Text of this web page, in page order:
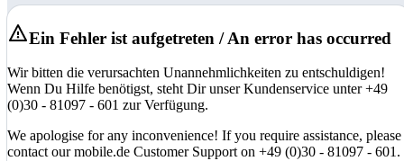
Ein Fehler ist aufgetreten / An error has occurred
Wir bitten die verursachten Unannehmlichkeiten zu entschuldigen!
Wenn Du Hilfe benötigst, steht Dir unser Kundenservice unter +49
(0)30 - 81097 - 601 zur Verfügung.
We apologise for any inconvenience! If you require assistance, please
contact our mobile.de Customer Support on +49 (0)30 - 81097 - 601.